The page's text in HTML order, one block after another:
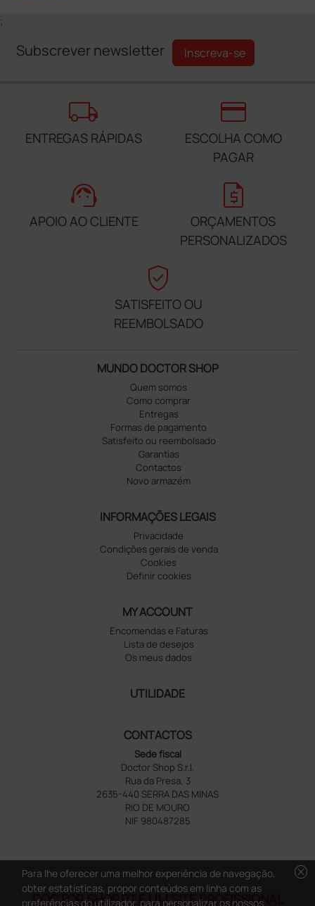
;
Subscrever newsletter Inscreva-se
local_shipping
ENTREGAS RÁPIDAS
credit_card
ESCOLHA COMO
PAGAR
support_agent
APOIO AO CLIENTE
request_quote
ORÇAMENTOS
PERSONALIZADOS
verified_user
SATISFEITO OU
REEMBOLSADO
MUNDO DOCTOR SHOP
Quem somos
Como comprar
Entregas
Formas de pagamento
Satisfeito ou reembolsado
Garantias
Contactos
Novo armazém
INFORMAÇÕES LEGAIS
Privacidade
Condições gerais de venda
Cookies
Definir cookies
MY ACCOUNT
Encomendas e Faturas
Lista de desejos
Os meus dados
UTILIDADE
CONTACTOS
Sede fiscal
Doctor Shop S.r.l.
Rua da Presa, 3
2635-440 SERRA DAS MINAS
RIO DE MOURO
NIF 980487285
DOCTOR SHOP.PT É UM SITE PROFISSIONAL
cancel
Para lhe oferecer uma melhor experiência de navegação,
obter estatísticas, propor conteúdos em linha com as
preferências do utilizador, para personalizar os nossos